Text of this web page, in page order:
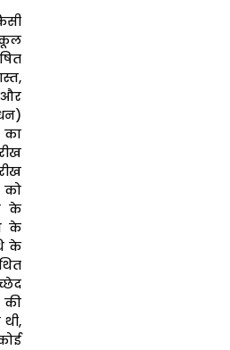
और
का
को
के
के
के
की
थी,